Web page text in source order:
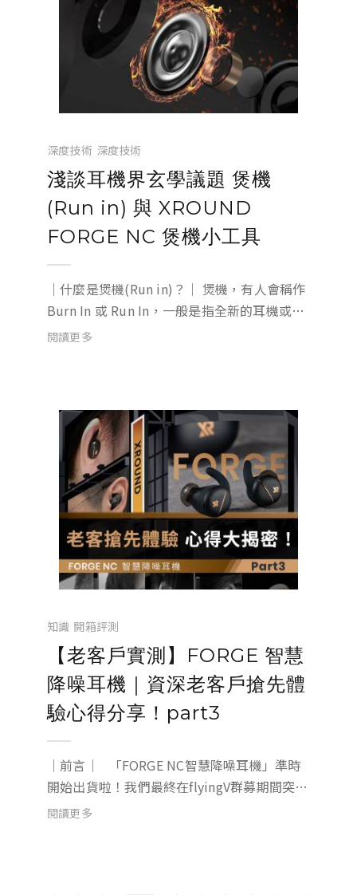
深度技術 深度技術
淺談耳機界玄學議題 煲機
(Run in) 與 XROUND
FORGE NC 煲機小工具
｜什麼是煲機(Run in)？｜ 煲機，有人會稱作
Burn In 或 Run In，一般是指全新的耳機或是
喇叭，經過一定時間的運作後，內部機構磨
閱讀更多
知識 開箱評測
【老客戶實測】FORGE 智慧
降噪耳機｜資深老客戶搶先體
驗心得分享！part3
｜前言｜ 「FORGE NC智慧降噪耳機」準時
開始出貨啦！我們最終在flyingV群募期間突破
了2200萬的募資金額，並獲得了9400位消費
閱讀更多